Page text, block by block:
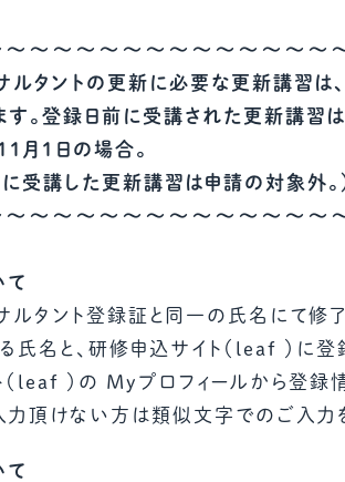
～～～～～～～～～～～～～
ルタントの更新に必要な更新講習は
す。登録日前に受講された更新講習
月1日の場合。
講した更新講習は申請の対象外。
～～～～～～～～～～～～～
て
ルタント登録証と同一の氏名にて修
氏名と、研修申込サイト（leaf ）に
leaf ）の Myプロフィールから登録
力頂けない方は類似文字でのご入力
て